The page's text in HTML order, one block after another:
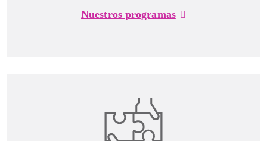
Nuestros programas